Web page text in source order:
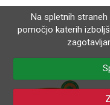
Na spletnih
pomočjo katerih